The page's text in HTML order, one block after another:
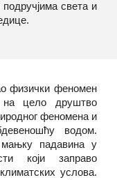
света и
физички феномен
на цело друштво
феномена и
водом.
падавина у
који заправо
услова.